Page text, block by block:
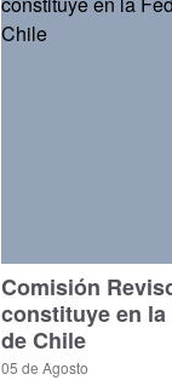
Comisión
constituye en
de Chile
05 de Agosto